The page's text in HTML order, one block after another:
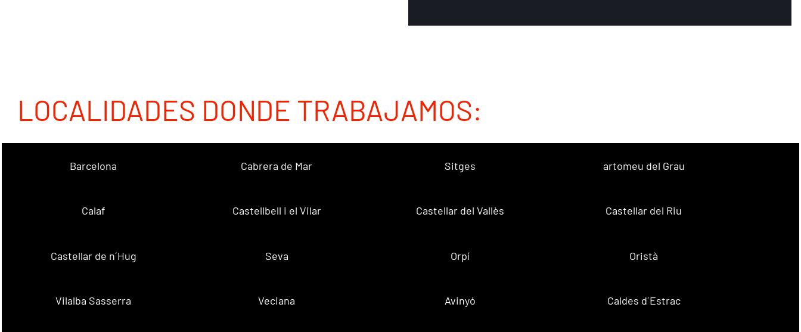
LOCALIDADES DONDE TRABAJAMOS:
Barcelona Cabrera de Mar Sitges artomeu del Grau
Calaf Castellbell i el Vilar Castellar del Vallès Castellar del Riu
Castellar de n´Hug Seva Orpí Oristà
Vilalba Sasserra Veciana Avinyó Caldes d´Estrac